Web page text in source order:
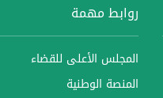
روابط مهمة
المجلس الأعلى للقضاء
المنصة الوطنية